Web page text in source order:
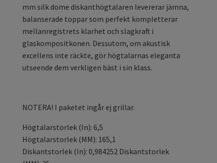
mm silk dome diskanthögtalaren levererar jämna,
balanserade toppar som perfekt kompletterar
mellanregistrets klarhet och slagkraft i
glaskompositkonen. Dessutom, om akustisk
excellens inte räckte, gör högtalarnas eleganta
utseende dem verkligen bäst i sin klass.
NOTERA! I paketet ingår ej grillar.
Högtalarstorlek (In): 6,5
Högtalarstorlek (MM): 165,1
Diskantstorlek (In): 0,984252 Diskantstorlek